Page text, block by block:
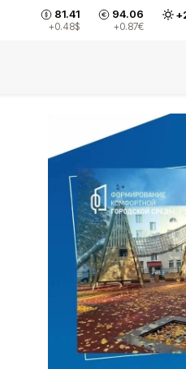
81.41
+0.48$
94.06
+0.87€
+